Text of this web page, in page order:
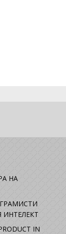
НА
ИНТЕЛЕКТ
IN